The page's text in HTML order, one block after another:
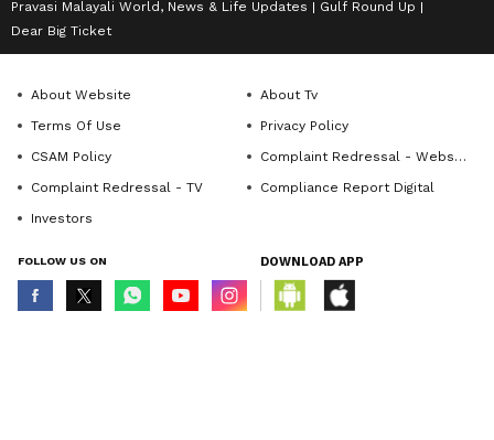
Pravasi Malayali World, News & Life Updates
Gulf Round Up
Dear Big Ticket
About Website
About Tv
Terms Of Use
Privacy Policy
CSAM Policy
Complaint Redressal - Website
Complaint Redressal - TV
Compliance Report Digital
Investors
FOLLOW US ON DOWNLOAD APP